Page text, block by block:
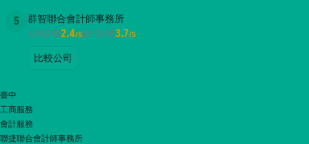
5 群智聯合會計師事務所
公司評價2.4/5面試評價3.7/5
比較公司
臺中
工商服務
會計服務
聯捷聯合會計師事務所